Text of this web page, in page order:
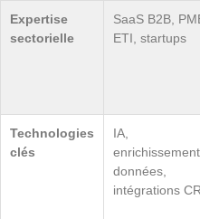
Expertise
sectorielle
SaaS B2B,
ETI, startups
Technologies
clés
IA,
enrichissement
données,
intégrations